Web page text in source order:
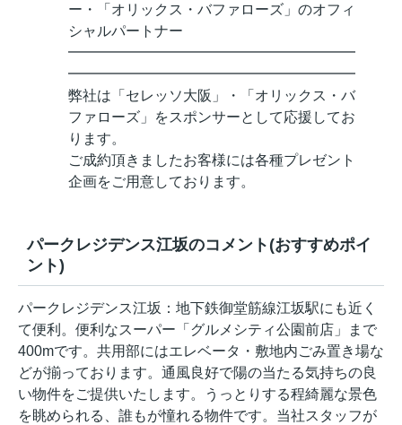
ー・「オリックス・バファローズ」のオフィ
シャルパートナー
━━━━━━━━━━━━━━━━━━━━
━━━━━━━━━━━━━━━━━━━━
弊社は「セレッソ大阪」・「オリックス・バ
ファローズ」をスポンサーとして応援してお
ります。
ご成約頂きましたお客様には各種プレゼント
企画をご用意しております。
パークレジデンス江坂のコメント(おすすめポイ
ント)
パークレジデンス江坂：地下鉄御堂筋線江坂駅にも近く
て便利。便利なスーパー「グルメシティ公園前店」まで
400mです。共用部にはエレベータ・敷地内ごみ置き場な
どが揃っております。通風良好で陽の当たる気持ちの良
い物件をご提供いたします。うっとりする程綺麗な景色
を眺められる、誰もが憧れる物件です。当社スタッフが